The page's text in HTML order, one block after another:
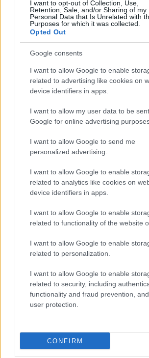
I want to opt-out of Collection, Use,
Retention, Sale, and/or Sharing of my
Personal Data that Is Unrelated with
Purposes for which it was collected.
Opted Out
Google consents
I want to allow Google to enable
related to advertising like cookies on
device identifiers in apps.
I want to allow my user data to be
Google for online advertising
I want to allow Google to send me
personalized advertising.
I want to allow Google to enable
related to analytics like cookies on
device identifiers in apps.
I want to allow Google to enable
related to functionality of the website
I want to allow Google to enable
related to personalization.
I want to allow Google to enable
related to security, including
functionality and fraud prevention,
user protection.
CONFIRM
Lesújtva fogadtuk a hírt:
bizalmasa